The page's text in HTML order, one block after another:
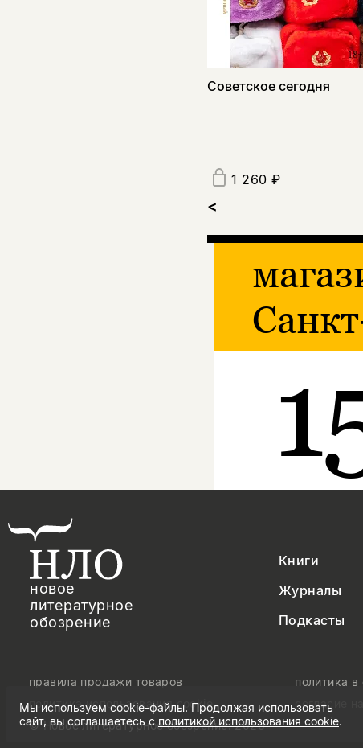
Советское сегодня
1 260 ₽
<
новое
литературное
обозрение
Книги
Журналы
Подкасты
© Новое литературное обозрение. 2026
правила продажи товаров
политика
политика использования cookie
согласие
Мы используем cookie-файлы. Продолжая использовать
сайт, вы соглашаетесь с политикой использования cookie.